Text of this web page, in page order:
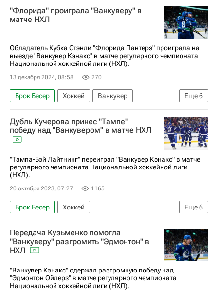
К'Андре Миллер
Ванкувер Кэнакс
Национальная хоккейная лига (НХЛ)
"Флорида" проиграла "Ванкуверу" в
матче НХЛ
Обладатель Кубка Стэнли "Флорида Пантерз" проиграла на
выезде "Ванкувер Кэнакс" в матче регулярного чемпионата
Национальной хоккейной лиги (НХЛ).
13 декабря 2024, 08:58 270
Еще6
Брок Бесер Хоккей
Ванкувер
Карсон Суси
Сергей Бобровский
Флорида Пантерз
Ванкувер Кэнакс
Калгари Флэймз
Национальная хоккейная лига (НХЛ)
Дубль Кучерова принес "Тампе"
победу над "Ванкувером" в матче НХЛ
"Тампа-Бэй Лайтнинг" переиграл "Ванкувер Кэнакс" в матче
регулярного чемпионата Национальной хоккейной лиги
(НХЛ).
20 октября 2023, 07:27 1165
Еще6
Брок Бесер
Хоккей
Национальная хоккейная лига (НХЛ)
Торонто Мейпл Лифс
Тампа-Бэй Лайтнинг
Ванкувер Кэнакс
Никита Кучеров
Передача Кузьменко помогла
"Ванкуверу" разгромить "Эдмонтон" в
НХЛ
"Ванкувер Кэнакс" одержал разгромную победу над
"Эдмонтон Ойлерз" в матче регулярного чемпионата
Национальной хоккейной лиги (НХЛ).